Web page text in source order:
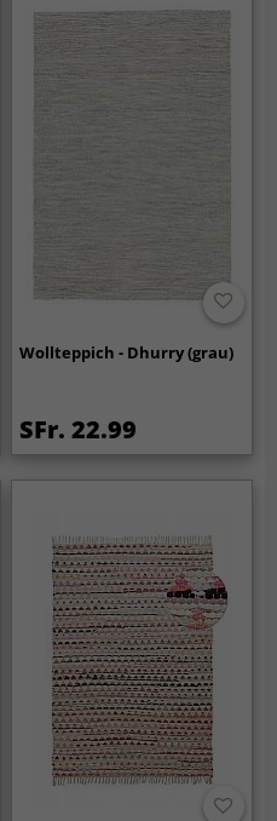
Wollteppich - Dhurry (grau)
SFr. 22.99